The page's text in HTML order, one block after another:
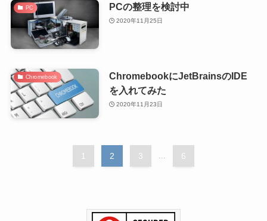
PC PCの整理を検討中
2020年11月25日
Chromebook
ChromebookにJetBrainsのIDE
を入れてみた
2020年11月23日
1 2 3 ... 6